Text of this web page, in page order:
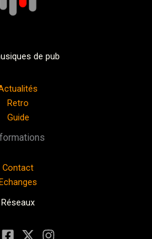
de pub
Retro
Guide
Contact
Réseaux